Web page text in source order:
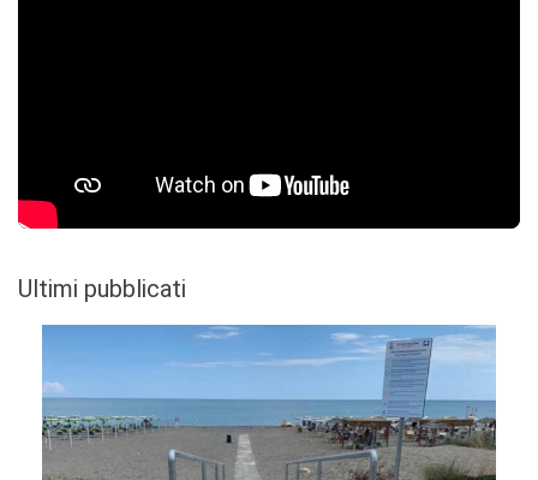
Ultimi pubblicati